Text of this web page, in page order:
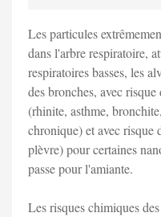
Les particules
dans l'arbre respiratoire,
respiratoires basses, les
des bronches, avec
(rhinite, asthme,
chronique) et avec risque
plèvre) pour certaines
passe pour l'amiante.
Les risques chimiques